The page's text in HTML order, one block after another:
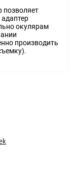
позволяет
окулярам
производить